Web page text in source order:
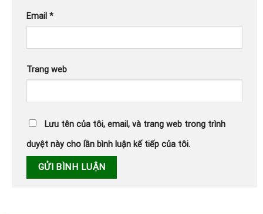
Email *
Trang web
Lưu tên của tôi, email, và trang web trong trình
duyệt này cho lần bình luận kế tiếp của tôi.